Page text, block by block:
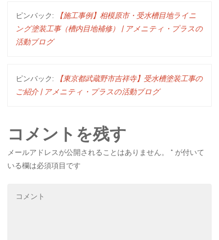
ピンバック:
【施工事例】相模原市・受水槽目地ライニ
ング塗装工事（槽内目地補修） | アメニティ・プラスの
活動ブログ
ピンバック:
【東京都武蔵野市吉祥寺】受水槽塗装工事の
ご紹介 | アメニティ・プラスの活動ブログ
コメントを残す
メールアドレスが公開されることはありません。 * が付いて
いる欄は必須項目です